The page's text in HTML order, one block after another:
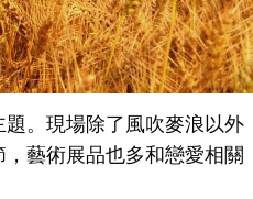
。現場除了風吹麥浪以外
藝術展品也多和戀愛相關